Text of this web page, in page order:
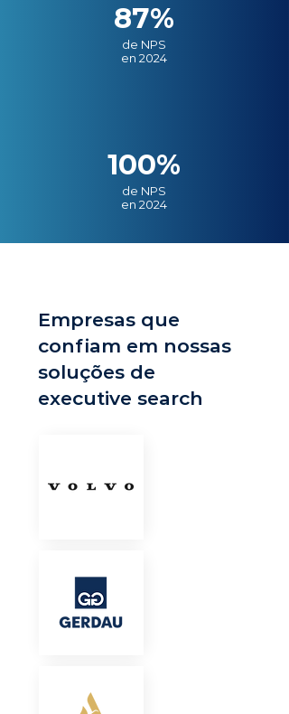
87%
de NPS
en 2024
100%
de NPS
en 2024
Empresas que
confiam em nossas
soluções de
executive search